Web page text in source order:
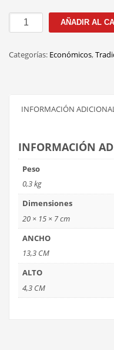
3001
49MM
AÑADIR AL
Categorías: Económicos,
INFORMACIÓN
INFORMACIÓN
Peso
0,3 kg
Dimensiones
20 × 15 × 7 cm
ANCHO
13,3 CM
ALTO
4,3 CM